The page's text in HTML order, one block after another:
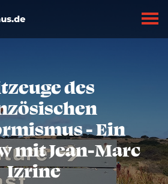
des
- Ein
mit Jean-Marc
Izrine